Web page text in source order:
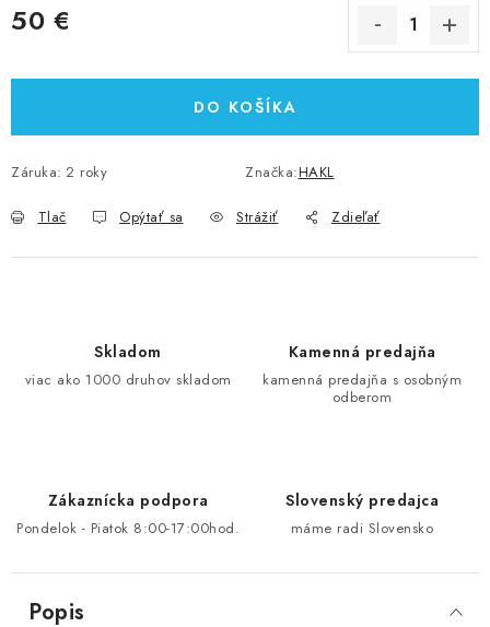
50 €
DO KOŠÍKA
Záruka: 2 roky Značka:HAKL
Tlač Opýtať sa Strážiť Zdieľať
Skladom
viac ako 1000 druhov skladom
Kamenná predajňa
kamenná predajňa s osobným
odberom
Zákaznícka podpora
Pondelok - Piatok 8:00-17:00hod.
Slovenský predajca
máme radi Slovensko
Popis